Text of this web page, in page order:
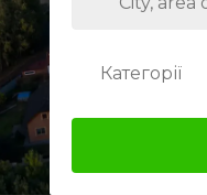
Категорії